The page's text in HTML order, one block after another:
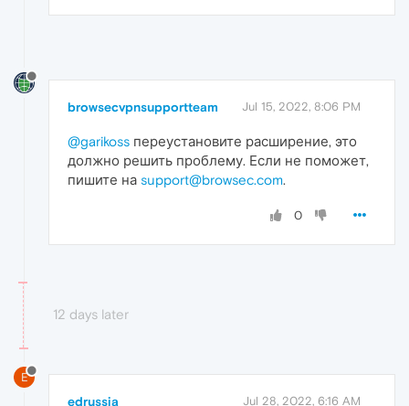
browsecvpnsupportteam Jul 15, 2022, 8:06 PM
@garikoss переустановите расширение, это
должно решить проблему. Если не поможет,
пишите на support@browsec.com.
0
12 days later
E
edrussia Jul 28, 2022, 6:16 AM